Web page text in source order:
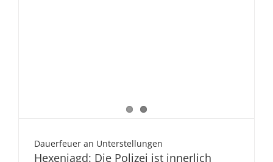
Dauerfeuer an Unterstellungen
Hexenjagd: Die Polizei ist innerlich